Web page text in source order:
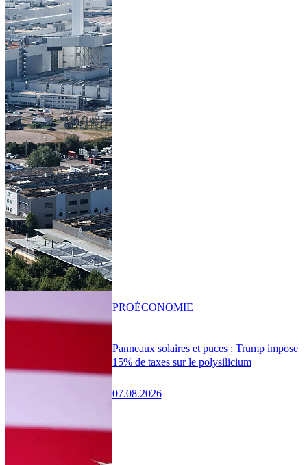
Panneaux solaires et puces : Trump impose
15% de taxes sur le polysilicium
07.08.2026
PROÉCONOMIE